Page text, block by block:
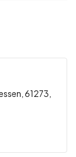
61273,